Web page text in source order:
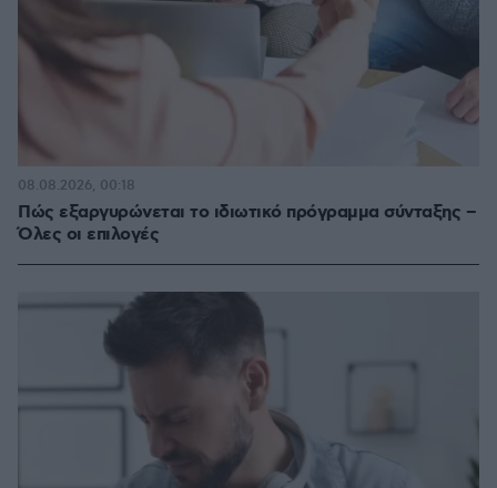
Πώς εξαργυρώνεται το ιδιωτικό πρόγραμμα σύνταξης –
Όλες οι επιλογές
08.08.2026, 00:18